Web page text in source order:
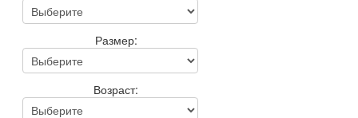
Размер:
Возраст: